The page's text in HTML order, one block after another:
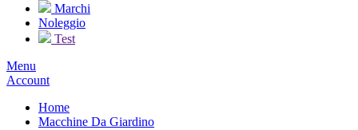
Marchi
Noleggio
Test
Menu
Account
Home
Macchine Da Giardino